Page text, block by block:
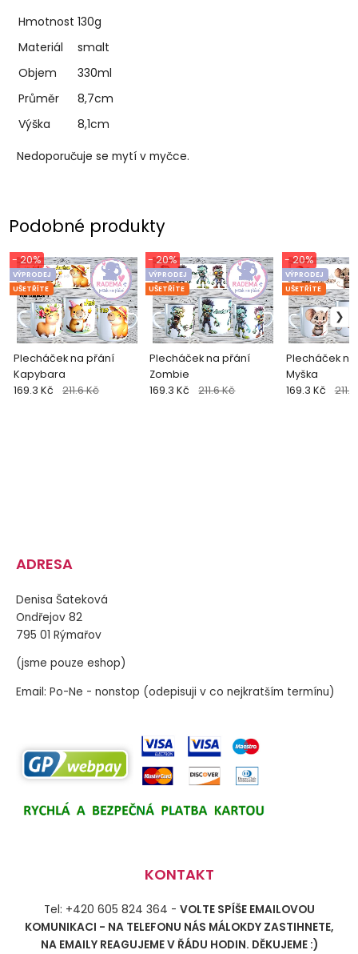
Hmotnost 130g
Materiál
smalt
Objem
330ml
Průměr
8,7cm
Výška
8,1cm
Nedoporučuje se mytí v myčce.
Podobné produkty
Plecháček na přání
Kapybara
VÝPRODEJ
UŠETŘÍTE
- 20%
169.3 Kč 211.6 Kč
Plecháček na přání
Zombie
VÝPRODEJ
UŠETŘÍTE
- 20%
169.3 Kč 211.6 Kč
Plecháček
Myška
VÝPRODEJ
UŠETŘÍTE
- 20%
169.3 Kč
ADRESA
Denisa Šateková
Ondřejov 82
795 01 Rýmařov
(jsme pouze eshop)
Email: Po-Ne - nonstop (odepisuji v co nejkratším termínu)
KONTAKT
Tel: +420 605 824 364 - VOLTE SPÍŠE EMAILOVOU
KOMUNIKACI - NA TELEFONU NÁS MÁLOKDY ZASTIHNETE,
NA EMAILY REAGUJEME V ŘÁDU HODIN. DĚKUJEME :)